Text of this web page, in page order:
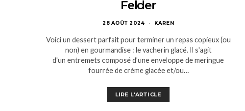
Felder
28 AOÛT 2024 KAREN
Voici un dessert parfait pour terminer un repas copieux (ou
non) en gourmandise : le vacherin glacé. Il s'agit
d'un entremets composé d'une enveloppe de meringue
fourrée de crème glacée et/ou…
LIRE L'ARTICLE